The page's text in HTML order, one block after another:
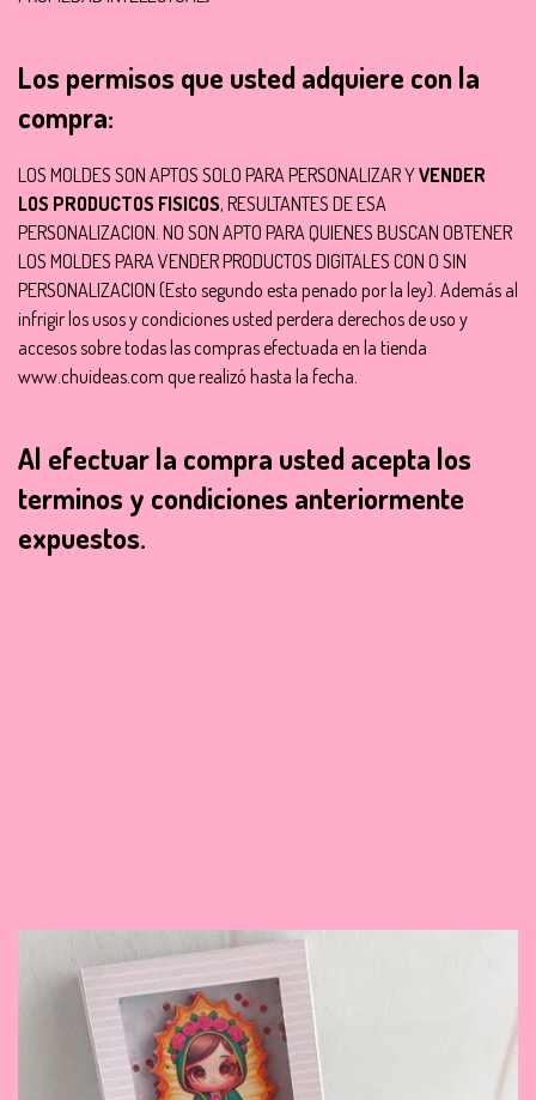
Los permisos que usted adquiere con la
compra:
LOS MOLDES SON APTOS SOLO PARA PERSONALIZAR YVENDER
LOS PRODUCTOS FISICOS, RESULTANTES DE ESA
PERSONALIZACION. NO SON APTO PARA QUIENES BUSCAN OBTENER
LOS MOLDES PARA VENDER PRODUCTOS DIGITALES CON O SIN
PERSONALIZACION (Esto segundo esta penado por la ley). Además al
infrigir los usos y condiciones usted perdera derechos de uso y
accesos sobre todas las compras efectuada en la tienda
www.chuideas.com que realizó hasta la fecha.
Al efectuar la compra usted acepta los
terminos y condiciones anteriormente
expuestos.